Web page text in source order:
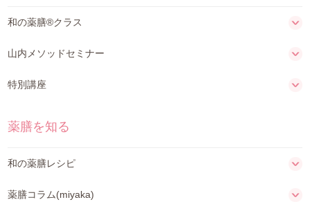
和の薬膳®クラス
山内メソッドセミナー
特別講座
薬膳を知る
和の薬膳レシピ
薬膳コラム(miyaka)